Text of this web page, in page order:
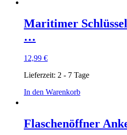
Maritimer
…
12,99 €
Lieferzeit: 2 - 7 Tage
In den Warenkorb
Flaschenöffner